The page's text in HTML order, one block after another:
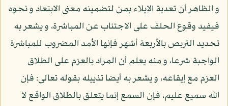
و الظاهر أن تعدية الإيلاء بمن لتضمينه معنى الابتعاد و نحوه
فيفيد وقوع الحلف على الاجتناب عن المباشرة، و يشعر به
تحديد التربص بالأربعة أشهر فإنها الأمد المضروب للمباشرة
الواجبة شرعا، و منه يعلم أن المراد بالعزم على الطلاق
العزم مع إيقاعه، و يشعر به أيضا تذييله بقوله تعالى: فإن
الله سميع عليم، فإن السمع إنما يتعلق بالطلاق الواقع لا